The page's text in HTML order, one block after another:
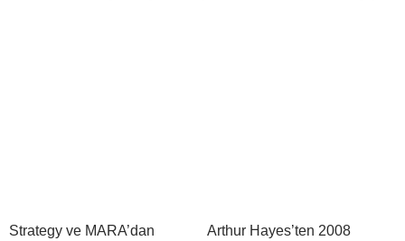
Strategy ve MARA’dan
Arthur Hayes’ten 2008